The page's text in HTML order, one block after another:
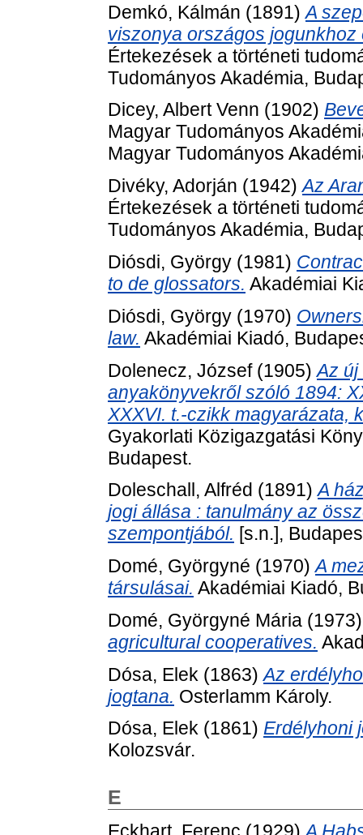
Demkó, Kálmán (1891)A
viszonya országos
Értekezések a történeti
Tudományos Akadémia,
Dicey, Albert Venn (1902)
Magyar Tudományos
Magyar Tudományos
Divéky, Adorján (1942)Az
Értekezések a történeti
Tudományos Akadémia,
Diósdi, György (1981)
to de glossators. Akadémiai
Diósdi, György (1970)
law. Akadémiai Kiadó,
Dolenecz, József(1905)Az új
anyakönyvekről szóló 1894:
XXXVI. t.-czikk magyarázata,
Gyakorlati Közigazgatási
Budapest.
Doleschall, Alfréd (1891)A
jogi állása : tanulmány az
szempontjából. [s.n.],
Domé, Györgyné (1970)A
társulásai. Akadémiai Kiadó,
Domé, Györgyné Mária
agricultural cooperatives.
Dósa, Elek (1863)Az
jogtana. Osterlamm Károly.
Dósa, Elek (1861) Erdélyhoni
Kolozsvár.
E